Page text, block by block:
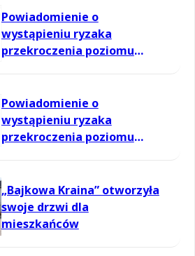
Powiadomienie o
wystąpieniu ryzaka
przekroczenia poziomu
Powiadomienie o
wystąpieniu ryzaka
przekroczenia poziomu
„Bajkowa Kraina” otworzyła
swoje drzwi dla
mieszkańców